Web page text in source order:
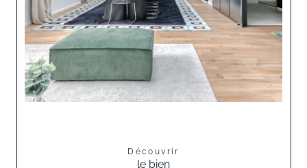
Découvrir
le bien